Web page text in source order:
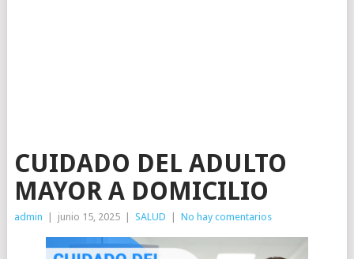
CUIDADO DEL ADULTO
MAYOR A DOMICILIO
admin junio 15, 2025 SALUD No hay comentarios